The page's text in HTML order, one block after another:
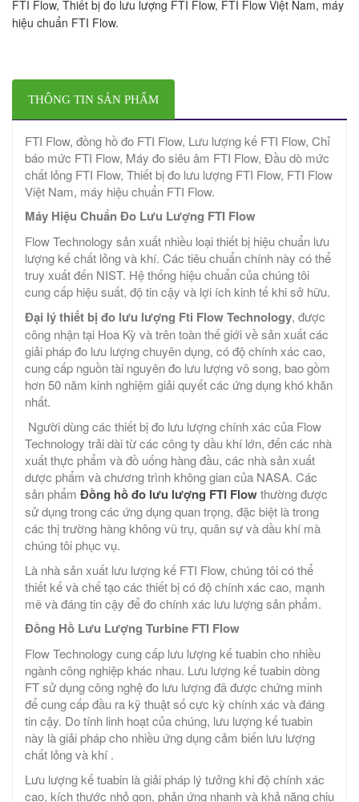
FTI Flow, Thiết bị đo lưu lượng FTI Flow, FTI Flow Việt Nam, máy
hiệu chuẩn FTI Flow.
THÔNG TIN SẢN PHẨM
FTI Flow, đồng hồ đo FTI Flow, Lưu lượng kế FTI Flow, Chỉ
báo mức FTI Flow, Máy đo siêu âm FTI Flow, Đầu dò mức
chất lỏng FTI Flow, Thiết bị đo lưu lượng FTI Flow, FTI Flow
Việt Nam, máy hiệu chuẩn FTI Flow.
Máy Hiệu Chuẩn Đo Lưu Lượng FTI Flow
Flow Technology sản xuất nhiều loại thiết bị hiệu chuẩn lưu
lượng kế chất lỏng và khí. Các tiêu chuẩn chính này có thể
truy xuất đến NIST. Hệ thống hiệu chuẩn của chúng tôi
cung cấp hiệu suất, độ tin cậy và lợi ích kinh tế khi sở hữu.
Đại lý thiết bị đo lưu lượng Fti Flow Technology, được
công nhận tại Hoa Kỳ và trên toàn thế giới về sản xuất các
giải pháp đo lưu lượng chuyên dụng, có độ chính xác cao,
cung cấp nguồn tài nguyên đo lưu lượng vô song, bao gồm
hơn 50 năm kinh nghiệm giải quyết các ứng dụng khó khăn
nhất.
Người dùng các thiết bị đo lưu lượng chính xác của Flow
Technology trải dài từ các công ty dầu khí lớn, đến các nhà
xuất thực phẩm và đồ uống hàng đầu, các nhà sản xuất
dược phẩm và chương trình không gian của NASA. Các
sản phẩm Đồng hồ đo lưu lượng FTI Flowthường được
sử dụng trong các ứng dụng quan trọng, đặc biệt là trong
các thị trường hàng không vũ trụ, quân sự và dầu khí mà
chúng tôi phục vụ.
Là nhà sản xuất lưu lượng kế FTI Flow, chúng tôi có thể
thiết kế và chế tạo các thiết bị có độ chính xác cao, mạnh
mẽ và đáng tin cậy để đo chính xác lưu lượng sản phẩm.
Đồng Hồ Lưu Lượng Turbine FTI Flow
Flow Technology cung cấp lưu lượng kế tuabin cho nhiều
ngành công nghiệp khác nhau. Lưu lượng kế tuabin dòng
FT sử dụng công nghệ đo lưu lượng đã được chứng minh
để cung cấp đầu ra kỹ thuật số cực kỳ chính xác và đáng
tin cậy. Do tính linh hoạt của chúng, lưu lượng kế tuabin
này là giải pháp cho nhiều ứng dụng cảm biến lưu lượng
chất lỏng và khí .
Lưu lượng kế tuabin là giải pháp lý tưởng khi độ chính xác
cao, kích thước nhỏ gọn, phản ứng nhanh và khả năng chịu